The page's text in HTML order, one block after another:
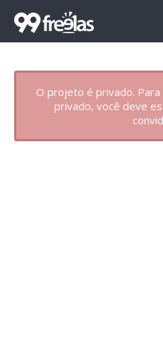
O projeto é privado.
privado, você deve